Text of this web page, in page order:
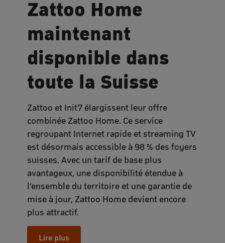
Zattoo Home
maintenant
disponible dans
toute la Suisse
Zattoo et Init7 élargissent leur offre
combinée Zattoo Home. Ce service
regroupant Internet rapide et streaming TV
est désormais accessible à 98 % des foyers
suisses. Avec un tarif de base plus
avantageux, une disponibilité étendue à
l’ensemble du territoire et une garantie de
mise à jour, Zattoo Home devient encore
plus attractif.
Lire plus